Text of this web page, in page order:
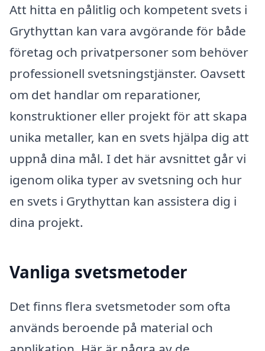
Att hitta en pålitlig och kompetent svets i
Grythyttan kan vara avgörande för både
företag och privatpersoner som behöver
professionell svetsningstjänster. Oavsett
om det handlar om reparationer,
konstruktioner eller projekt för att skapa
unika metaller, kan en svets hjälpa dig att
uppnå dina mål. I det här avsnittet går vi
igenom olika typer av svetsning och hur
en svets i Grythyttan kan assistera dig i
dina projekt.
Vanliga svetsmetoder
Det finns flera svetsmetoder som ofta
används beroende på material och